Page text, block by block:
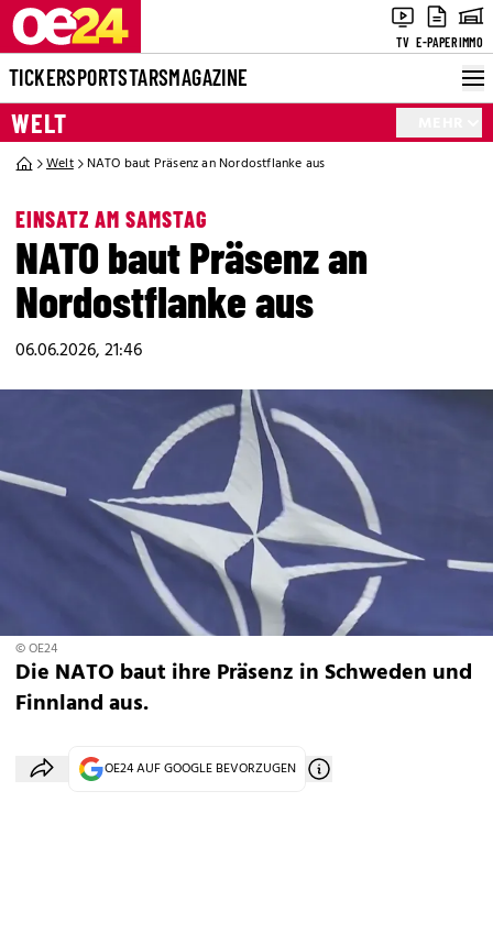
TV E-PAPERIMMO
TICKERSPORTSTARSMAGAZINE
WELT
Welt NATO baut Präsenz an Nordostflanke aus
EINSATZ AM SAMSTAG
NATO baut Präsenz an
Nordostflanke aus
06.06.2026, 21:46
© OE24
Die NATO baut ihre Präsenz in Schweden und
Finnland aus.
OE24 AUF GOOGLE BEVORZUGEN